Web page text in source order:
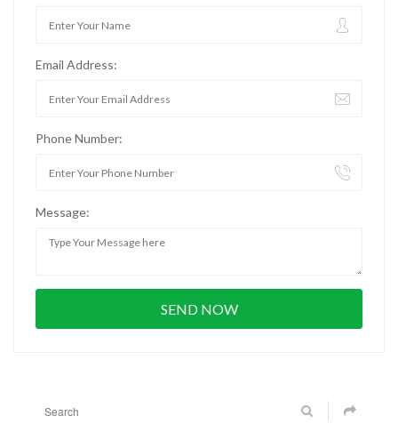
Email Address:
Phone Number:
Message: